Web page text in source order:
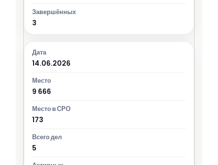
3
14.06.2026
9 666
173
5